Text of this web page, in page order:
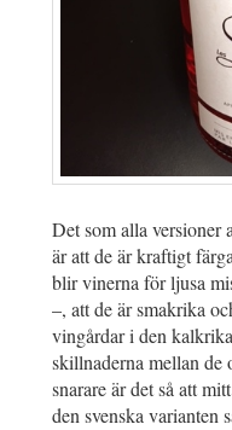
Det som alla versioner
är att de är kraftigt
blir vinerna för ljusa
–, att de är smakrika
vingårdar i den
skillnaderna mellan de
snarare är det så att
den svenska varianten